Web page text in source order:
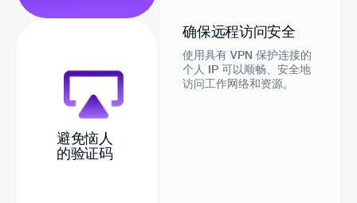
避免恼人
的验证码
确保远程访问安全
使用具有 VPN 保护连接的
个人 IP 可以顺畅、安全地
访问工作网络和资源。